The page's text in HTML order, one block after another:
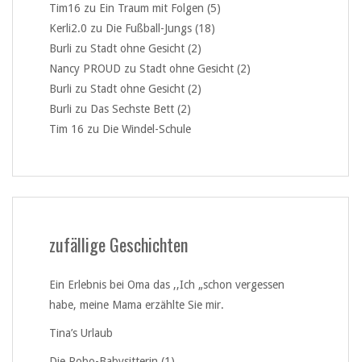
Tim16 zu Ein Traum mit Folgen (5)
Kerli2.0 zu Die Fußball-Jungs (18)
Burli zu Stadt ohne Gesicht (2)
Nancy PROUD zu Stadt ohne Gesicht (2)
Burli zu Stadt ohne Gesicht (2)
Burli zu Das Sechste Bett (2)
Tim 16 zu Die Windel-Schule
zufällige Geschichten
Ein Erlebnis bei Oma das ,,Ich „schon vergessen
habe, meine Mama erzählte Sie mir.
Tina’s Urlaub